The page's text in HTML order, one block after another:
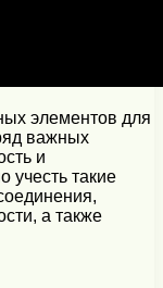
элементов для
важных
и
учесть такие
а также